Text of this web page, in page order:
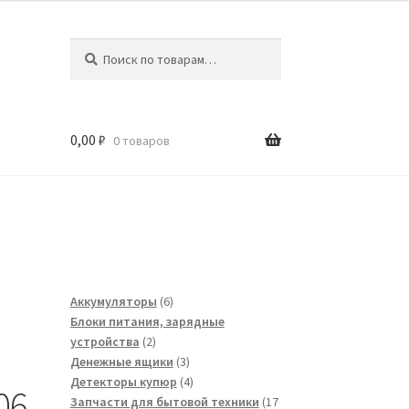
0,00 ₽ 0 товаров
Аккумуляторы 66
товаров
Блоки питания, зарядные
устройства 22
товара
Денежные ящики 33
товара
Детекторы купюр 44
товара
Запчасти для бытовой техники 17